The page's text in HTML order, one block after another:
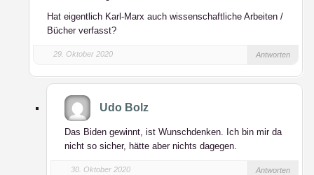
Hat eigentlich Karl-Marx auch wissenschaftliche Arbeiten /
Bücher verfasst?
29. Oktober 2020 Antworten
Udo Bolz
Das Biden gewinnt, ist Wunschdenken. Ich bin mir da
nicht so sicher, hätte aber nichts dagegen.
30. Oktober 2020 Antworten